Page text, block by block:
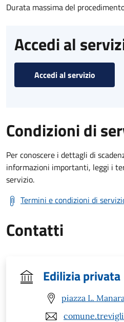
Durata massima del
Accedi al
Accedi al servizio
Condizioni di
Per conoscere i dettagli di
informazioni importanti, leggi i
servizio.
Termini e condizioni di
Contatti
Edilizia privata
piazza L.